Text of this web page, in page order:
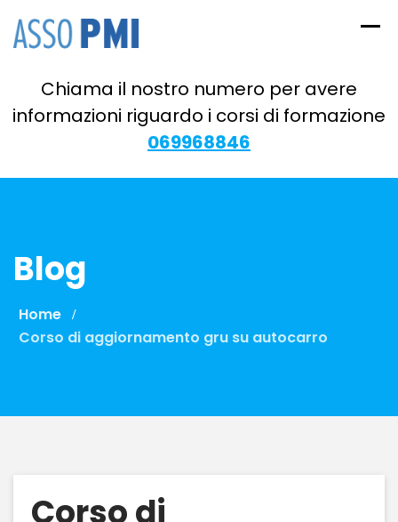
Chiama il nostro numero per avere
informazioni riguardo i corsi di formazione
069968846
Blog
Home
Corso di aggiornamento gru su autocarro
Corso di